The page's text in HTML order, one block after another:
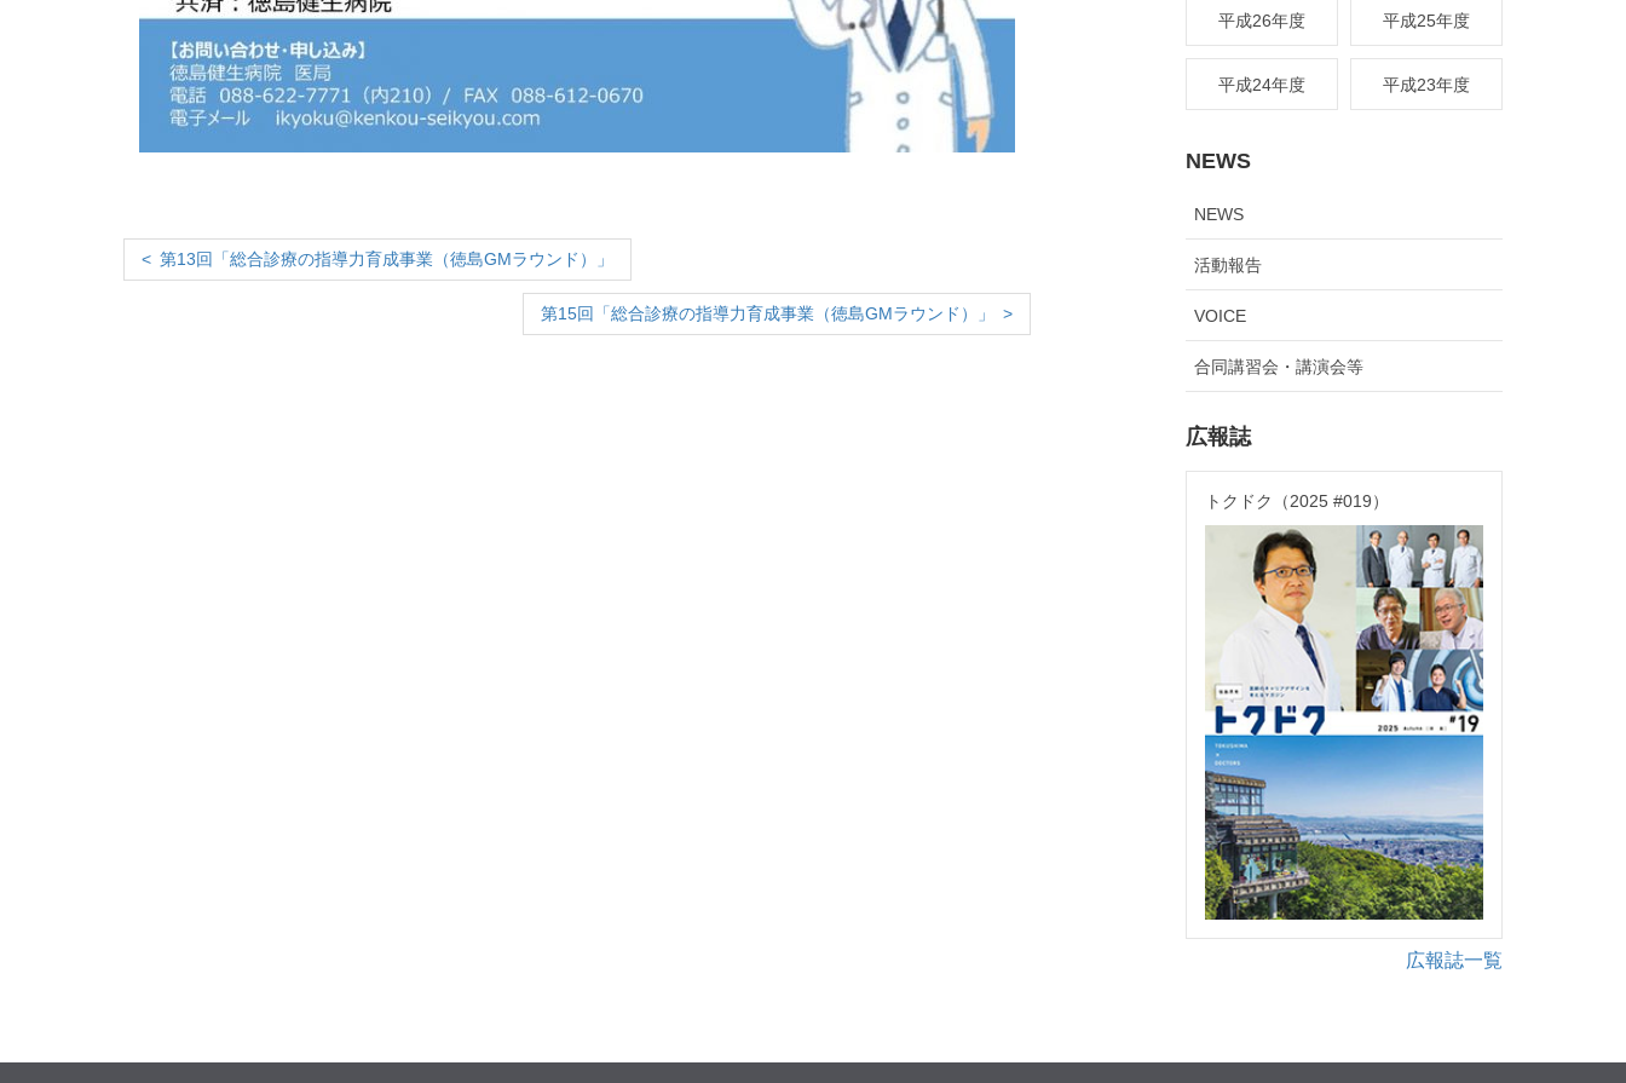
第13回「総合診療の指導力育成事業（徳島GMラウンド）」
第15回「総合診療の指導力育成事業（徳島GMラウンド）」
平成26年度 平成25年度
平成24年度 平成23年度
NEWS
NEWS
活動報告
VOICE
合同講習会・講演会等
広報誌
トクドク（2025 #019）
広報誌一覧